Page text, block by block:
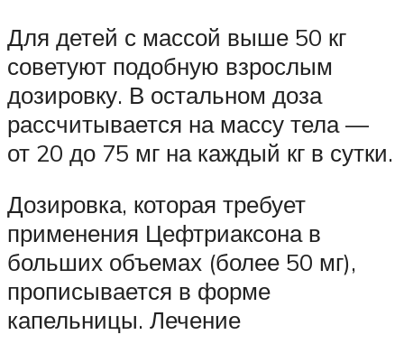
Для детей с массой выше 50 кг
советуют подобную взрослым
дозировку. В остальном доза
рассчитывается на массу тела —
от 20 до 75 мг на каждый кг в сутки.
Дозировка, которая требует
применения Цефтриаксона в
больших объемах (более 50 мг),
прописывается в форме
капельницы. Лечение